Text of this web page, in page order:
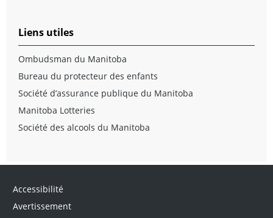
Liens utiles
Ombudsman du Manitoba
Bureau du protecteur des enfants
Société d’assurance publique du Manitoba
Manitoba Lotteries
Société des alcools du Manitoba
Accessibilité
Avertissement